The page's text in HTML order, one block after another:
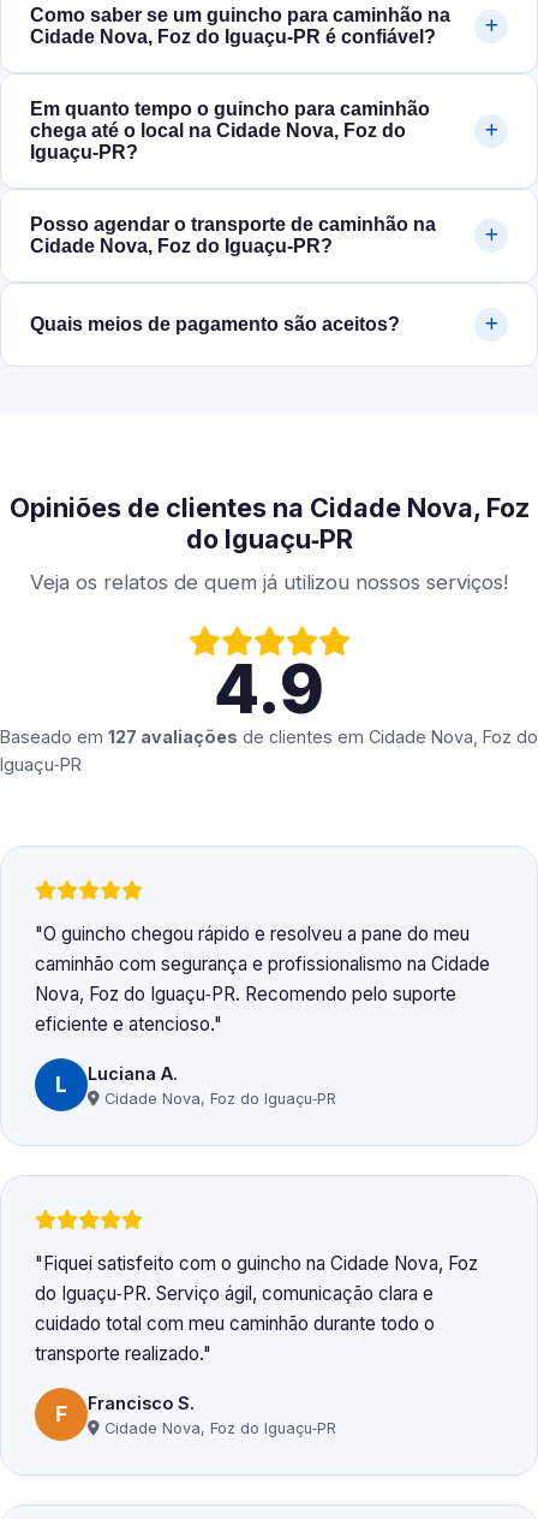
Como saber se um guincho para caminhão na
Cidade Nova, Foz do Iguaçu‑PR é confiável?
Em quanto tempo o guincho para caminhão
chega até o local na Cidade Nova, Foz do
Iguaçu‑PR?
Posso agendar o transporte de caminhão na
Cidade Nova, Foz do Iguaçu‑PR?
Quais meios de pagamento são aceitos?
Opiniões de clientes na Cidade Nova, Foz
do Iguaçu‑PR
Veja os relatos de quem já utilizou nossos serviços!
4.9
Baseado em 127 avaliações de clientes em Cidade Nova, Foz do
Iguaçu‑PR
O guincho chegou rápido e resolveu a pane do meu
caminhão com segurança e profissionalismo na Cidade
Nova, Foz do Iguaçu‑PR. Recomendo pelo suporte
eficiente e atencioso.
L Luciana A.
Cidade Nova, Foz do Iguaçu‑PR
Fiquei satisfeito com o guincho na Cidade Nova, Foz
do Iguaçu‑PR. Serviço ágil, comunicação clara e
cuidado total com meu caminhão durante todo o
transporte realizado.
F Francisco S.
Cidade Nova, Foz do Iguaçu‑PR